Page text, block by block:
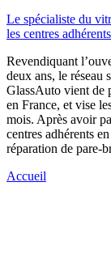
Le spécialiste du
les centres
Revendiquant
deux ans, le réseau
GlassAuto vient de
en France, et vise
mois. Après avoir
centres adhérents
réparation de pare-
Accueil